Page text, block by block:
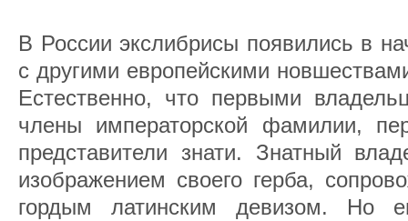
В России экслибрисы появились в
с другими европейскими
Естественно, что первыми
члены императорской фамилии,
представители знати. Знатный
изображением своего герба,
гордым латинским девизом. Но